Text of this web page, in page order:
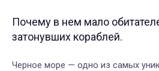
Почему в нем мало
затонувших кораблей.
Черное море — одно из самых